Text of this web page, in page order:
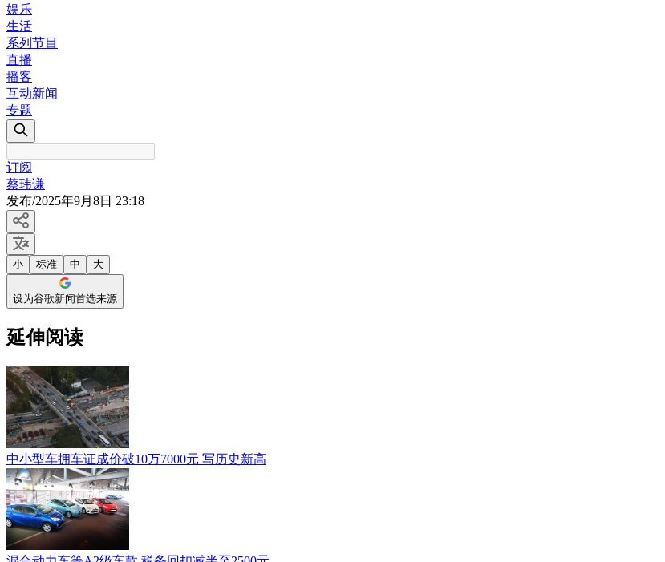
娱乐
生活
系列节目
直播
播客
互动新闻
专题
订阅
蔡玮谦
发布/2025年9月8日 23:18
小 标准 中 大
设为谷歌新闻首选来源
延伸阅读
中小型车拥车证成价破10万7000元 写历史新高